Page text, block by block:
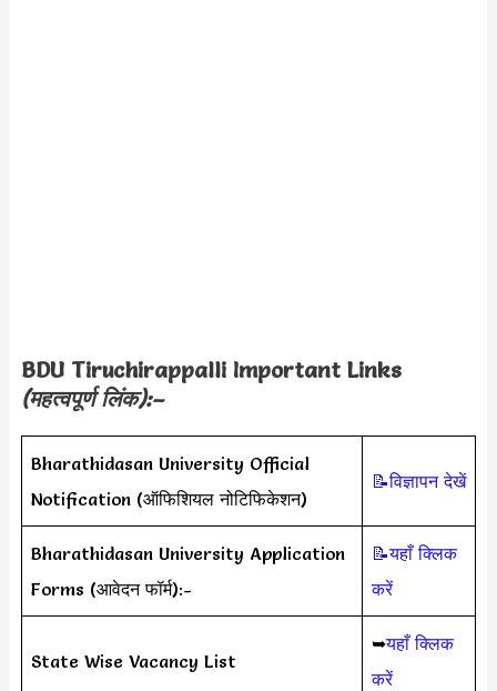
BDU Tiruchirappalli Important Links
(महत्वपूर्ण लिंक):–
Bharathidasan University Official
Notification (ऑफिशियल नोटिफिकेशन)
📝विज्ञापन देखें
Bharathidasan University Application
Forms (आवेदन फॉर्म):-
📝यहाँ क्लिक
करें
State Wise Vacancy List
➥यहाँ क्लिक
करें